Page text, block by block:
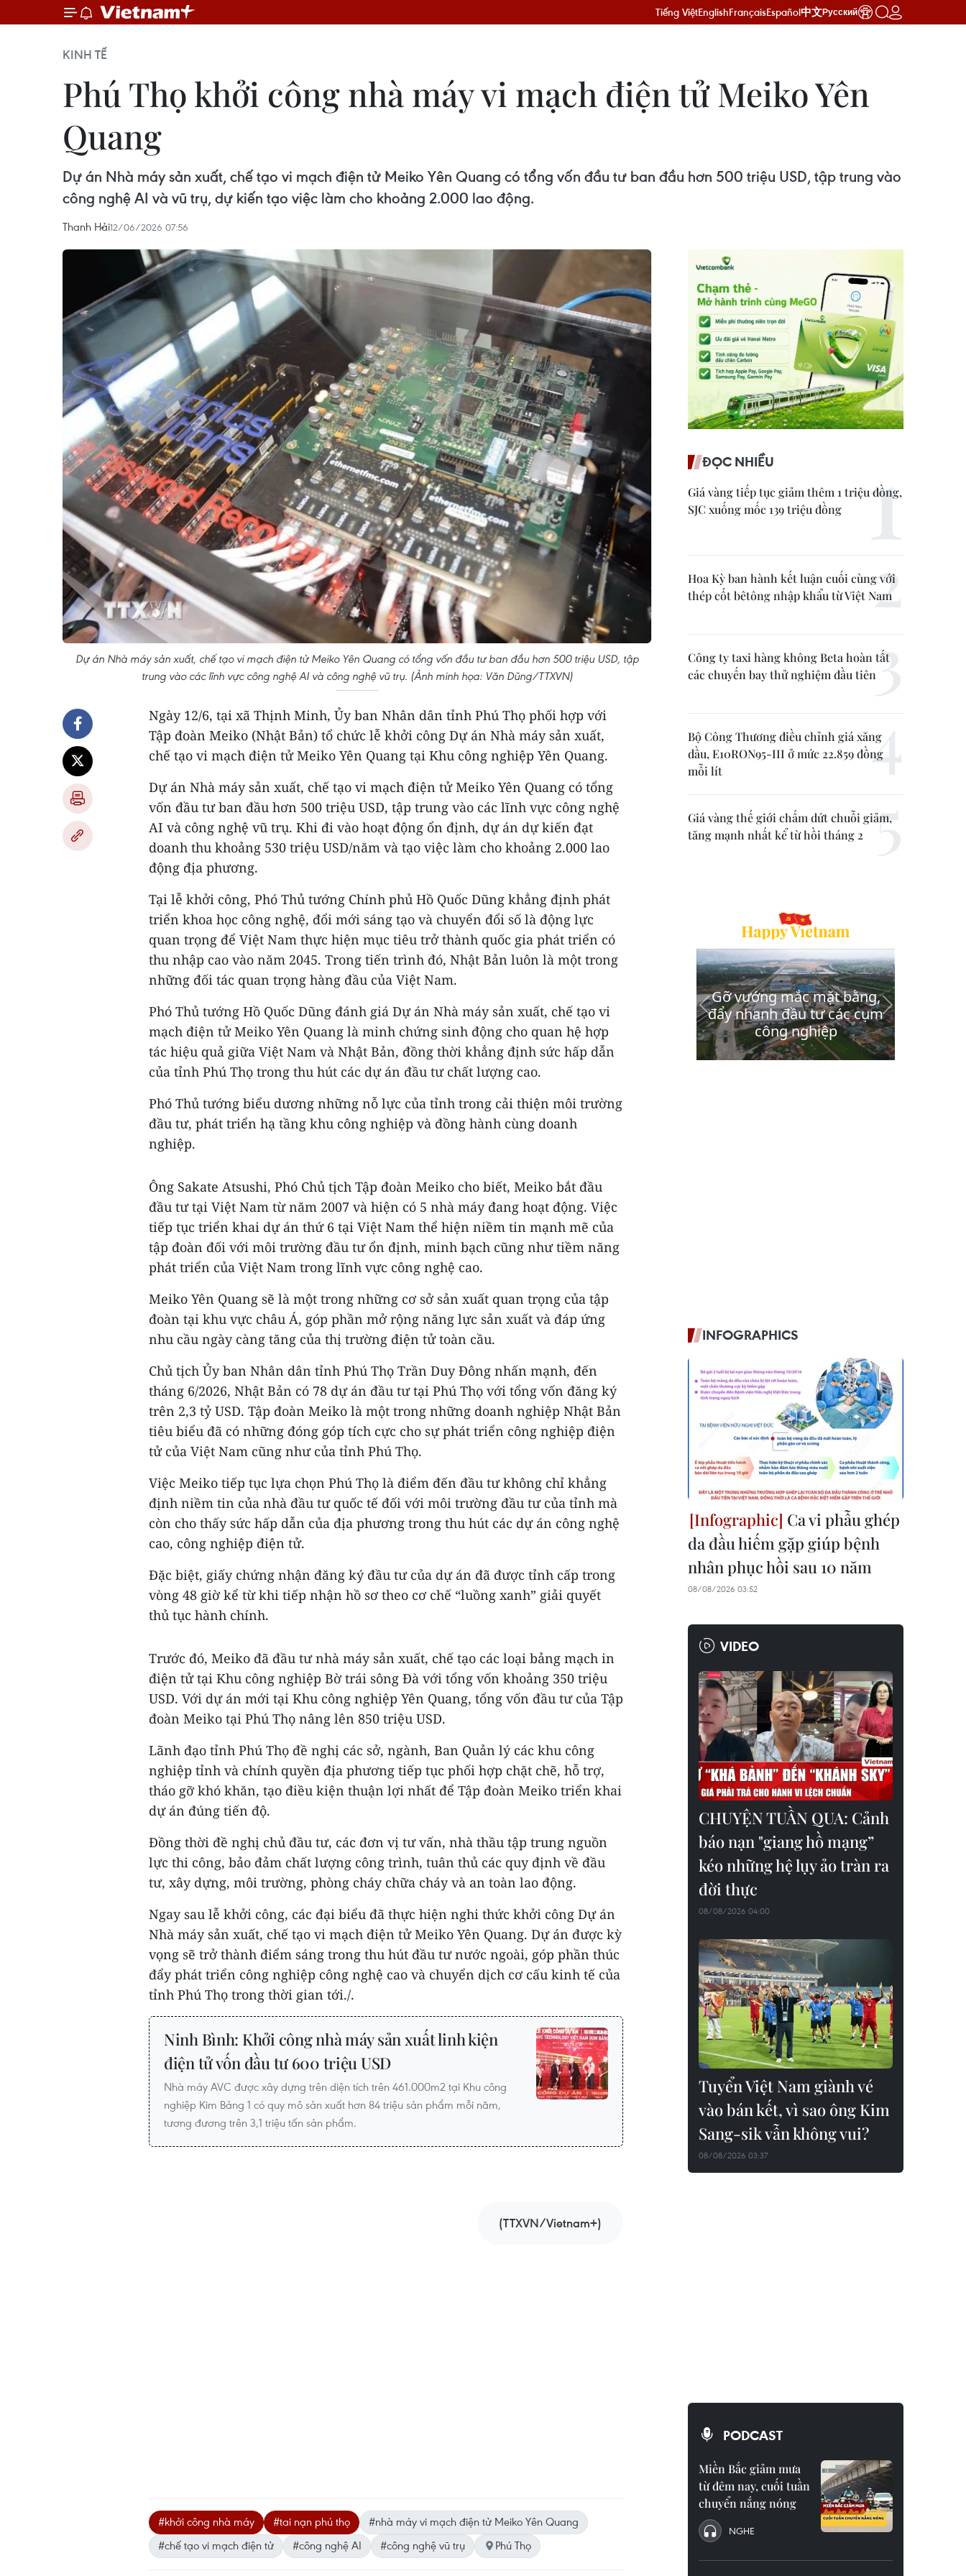
Tiếng ViệtEnglishFrançaisEspañol中文Русский
KINH TẾ
Phú Thọ khởi công nhà máy vi mạch điện tử Meiko Yên
Quang
Dự án Nhà máy sản xuất, chế tạo vi mạch điện tử Meiko Yên Quang có tổng vốn đầu tư ban đầu hơn 500 triệu USD, tập trung vào
công nghệ AI và vũ trụ, dự kiến tạo việc làm cho khoảng 2.000 lao động.
Thanh Hải12/06/2026 07:56
Dự án Nhà máy sản xuất, chế tạo vi mạch điện tử Meiko Yên Quang có tổng vốn đầu tư ban đầu hơn 500 triệu USD, tập
trung vào các lĩnh vực công nghệ AI và công nghệ vũ trụ. (Ảnh minh họa: Văn Dũng/TTXVN)
Ngày 12/6, tại xã Thịnh Minh, Ủy ban Nhân dân tỉnh Phú Thọ phối hợp với
Tập đoàn Meiko (Nhật Bản) tổ chức lễ khởi công Dự án Nhà máy sản xuất,
chế tạo vi mạch điện tử Meiko Yên Quang tại Khu công nghiệp Yên Quang.
Dự án Nhà máy sản xuất, chế tạo vi mạch điện tử Meiko Yên Quang có tổng
vốn đầu tư ban đầu hơn 500 triệu USD, tập trung vào các lĩnh vực công nghệ
AI và công nghệ vũ trụ. Khi đi vào hoạt động ổn định, dự án dự kiến đạt
doanh thu khoảng 530 triệu USD/năm và tạo việc làm cho khoảng 2.000 lao
động địa phương.
Tại lễ khởi công, Phó Thủ tướng Chính phủ Hồ Quốc Dũng khẳng định phát
triển khoa học công nghệ, đổi mới sáng tạo và chuyển đổi số là động lực
quan trọng để Việt Nam thực hiện mục tiêu trở thành quốc gia phát triển có
thu nhập cao vào năm 2045. Trong tiến trình đó, Nhật Bản luôn là một trong
những đối tác quan trọng hàng đầu của Việt Nam.
Phó Thủ tướng Hồ Quốc Dũng đánh giá Dự án Nhà máy sản xuất, chế tạo vi
mạch điện tử Meiko Yên Quang là minh chứng sinh động cho quan hệ hợp
tác hiệu quả giữa Việt Nam và Nhật Bản, đồng thời khẳng định sức hấp dẫn
của tỉnh Phú Thọ trong thu hút các dự án đầu tư chất lượng cao.
Phó Thủ tướng biểu dương những nỗ lực của tỉnh trong cải thiện môi trường
đầu tư, phát triển hạ tầng khu công nghiệp và đồng hành cùng doanh
nghiệp.
Ông Sakate Atsushi, Phó Chủ tịch Tập đoàn Meiko cho biết, Meiko bắt đầu
đầu tư tại Việt Nam từ năm 2007 và hiện có 5 nhà máy đang hoạt động. Việc
tiếp tục triển khai dự án thứ 6 tại Việt Nam thể hiện niềm tin mạnh mẽ của
tập đoàn đối với môi trường đầu tư ổn định, minh bạch cũng như tiềm năng
phát triển của Việt Nam trong lĩnh vực công nghệ cao.
Meiko Yên Quang sẽ là một trong những cơ sở sản xuất quan trọng của tập
đoàn tại khu vực châu Á, góp phần mở rộng năng lực sản xuất và đáp ứng
nhu cầu ngày càng tăng của thị trường điện tử toàn cầu.
Chủ tịch Ủy ban Nhân dân tỉnh Phú Thọ Trần Duy Đông nhấn mạnh, đến
tháng 6/2026, Nhật Bản có 78 dự án đầu tư tại Phú Thọ với tổng vốn đăng ký
trên 2,3 tỷ USD. Tập đoàn Meiko là một trong những doanh nghiệp Nhật Bản
tiêu biểu đã có những đóng góp tích cực cho sự phát triển công nghiệp điện
tử của Việt Nam cũng như của tỉnh Phú Thọ.
Việc Meiko tiếp tục lựa chọn Phú Thọ là điểm đến đầu tư không chỉ khẳng
định niềm tin của nhà đầu tư quốc tế đối với môi trường đầu tư của tỉnh mà
còn cho thấy sức hấp dẫn của địa phương trong thu hút các dự án công nghệ
cao, công nghiệp điện tử.
Đặc biệt, giấy chứng nhận đăng ký đầu tư của dự án đã được tỉnh cấp trong
vòng 48 giờ kể từ khi tiếp nhận hồ sơ theo cơ chế “luồng xanh” giải quyết
thủ tục hành chính.
Trước đó, Meiko đã đầu tư nhà máy sản xuất, chế tạo các loại bảng mạch in
điện tử tại Khu công nghiệp Bờ trái sông Đà với tổng vốn khoảng 350 triệu
USD. Với dự án mới tại Khu công nghiệp Yên Quang, tổng vốn đầu tư của Tập
đoàn Meiko tại Phú Thọ nâng lên 850 triệu USD.
Lãnh đạo tỉnh Phú Thọ đề nghị các sở, ngành, Ban Quản lý các khu công
nghiệp tỉnh và chính quyền địa phương tiếp tục phối hợp chặt chẽ, hỗ trợ,
tháo gỡ khó khăn, tạo điều kiện thuận lợi nhất để Tập đoàn Meiko triển khai
dự án đúng tiến độ.
Đồng thời đề nghị chủ đầu tư, các đơn vị tư vấn, nhà thầu tập trung nguồn
lực thi công, bảo đảm chất lượng công trình, tuân thủ các quy định về đầu
tư, xây dựng, môi trường, phòng cháy chữa cháy và an toàn lao động.
Ngay sau lễ khởi công, các đại biểu đã thực hiện nghi thức khởi công Dự án
Nhà máy sản xuất, chế tạo vi mạch điện tử Meiko Yên Quang. Dự án được kỳ
vọng sẽ trở thành điểm sáng trong thu hút đầu tư nước ngoài, góp phần thúc
đẩy phát triển công nghiệp công nghệ cao và chuyển dịch cơ cấu kinh tế của
tỉnh Phú Thọ trong thời gian tới./.
Ninh Bình: Khởi công nhà máy sản xuất linh kiện
điện tử vốn đầu tư 600 triệu USD
Nhà máy AVC được xây dựng trên diện tích trên 461.000m2 tại Khu công
nghiệp Kim Bảng 1 có quy mô sản xuất hơn 84 triệu sản phẩm mỗi năm,
tương đương trên 3,1 triệu tấn sản phẩm.
(TTXVN/Vietnam+)
#khởi công nhà máy #tai nạn phú thọ
#nhà máy vi mạch điện tử Meiko Yên Quang
#chế tạo vi mạch điện tử
#công nghệ AI #công nghệ vũ trụ Phú Thọ
ĐỌC NHIỀU
Giá vàng tiếp tục giảm thêm 1 triệu đồng,
SJC xuống mốc 139 triệu đồng
Hoa Kỳ ban hành kết luận cuối cùng với
thép cốt bêtông nhập khẩu từ Việt Nam
Công ty taxi hàng không Beta hoàn tất
các chuyến bay thử nghiệm đầu tiên
Bộ Công Thương điều chỉnh giá xăng
dầu, E10RON95-III ở mức 22.859 đồng
mỗi lít
Giá vàng thế giới chấm dứt chuỗi giảm,
tăng mạnh nhất kể từ hồi tháng 2
INFOGRAPHICS
Ca vi phẫu ghép
da đầu hiếm gặp giúp bệnh
nhân phục hồi sau 10 năm
08/08/2026 03:52
VIDEO
CHUYỆN TUẦN QUA: Cảnh
báo nạn "giang hồ mạng”
kéo những hệ lụy ảo tràn ra
đời thực
08/08/2026 04:00
Tuyển Việt Nam giành vé
vào bán kết, vì sao ông Kim
Sang-sik vẫn không vui?
08/08/2026 03:37
PODCAST
Miền Bắc giảm mưa
từ đêm nay, cuối tuần
chuyển nắng nóng
NGHE